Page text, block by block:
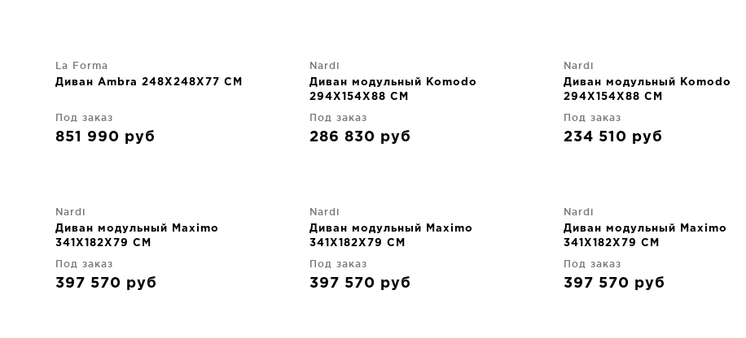
La Forma
Диван Ambra 248X248X77 CM
Под заказ
851 990 руб
Nardi
Диван модульный Komodo
294X154X88 CM
Под заказ
286 830 руб
Nardi
Диван модульный Komodo
294X154X88 CM
Под заказ
234 510 руб
Nardi
Диван модульный Maximo
341X182X79 CM
Под заказ
397 570 руб
Nardi
Диван модульный Maximo
341X182X79 CM
Под заказ
397 570 руб
Nardi
Диван модульный Maximo
341X182X79 CM
Под заказ
397 570 руб